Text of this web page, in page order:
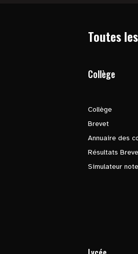
Toutes
Collège
Collège
Brevet
Annuaire des
Résultats
Simulateur